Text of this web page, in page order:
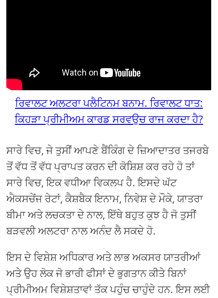
ਰਿਵਾਲਟ ਅਲਟਰਾ ਪਲੈਟਿਨਮ ਬਨਾਮ. ਰਿਵਾਲਟ ਧਾਤ:
ਕਿਹੜਾ ਪ੍ਰੀਮੀਅਮ ਕਾਰਡ ਸਰਵਉਚ ਰਾਜ ਕਰਦਾ ਹੈ?
ਸਾਰੇ ਵਿਚ, ਜੇ ਤੁਸੀਂ ਆਪਣੇ ਬੈਂਕਿੰਗ ਦੇ ਜ਼ਿਆਦਾਤਰ ਤਜਰਬੇ
ਤੋਂ ਵੱਧ ਤੋਂ ਵੱਧ ਪ੍ਰਾਪਤ ਕਰਨ ਦੀ ਕੋਸ਼ਿਸ਼ ਕਰ ਰਹੇ ਹੋ ਤਾਂ
ਸਾਰੇ ਵਿਚ, ਇਕ ਵਧੀਆ ਵਿਕਲਪ ਹੈ. ਇਸਦੇ ਘੱਟ
ਐਕਸਚੇਂਜ ਰੇਟਾਂ, ਕੈਸ਼ਬੈਕ ਇਨਾਮ, ਨਿਵੇਸ਼ ਦੇ ਮੌਕੇ, ਯਾਤਰਾ
ਬੀਮਾ ਅਤੇ ਲਚਕਤਾ ਦੇ ਨਾਲ, ਇੱਥੇ ਬਹੁਤ ਕੁਝ ਹੈ ਜੋ ਤੁਸੀਂ
ਬੜਵਲੀ ਅਲਟਰਾ ਨਾਲ ਅਨੰਦ ਲੈ ਸਕਦੇ ਹੋ.
ਇਸ ਦੇ ਵਿਸ਼ੇਸ਼ ਅਧਿਕਾਰ ਅਤੇ ਲਾਭ ਅਕਸਰ ਯਾਤਰੀਆਂ
ਅਤੇ ਉਹ ਲੋਕ ਜੋ ਭਾਰੀ ਫੀਸਾਂ ਦੇ ਭੁਗਤਾਨ ਕੀਤੇ ਬਿਨਾਂ
ਪ੍ਰੀਮੀਅਮ ਵਿਸ਼ੇਸ਼ਤਾਵਾਂ ਤੱਕ ਪਹੁੰਚ ਚਾਹੁੰਦੇ ਹਨ. ਇਸ ਲਈ